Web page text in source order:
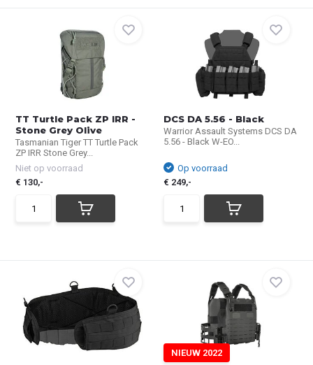
TT Turtle Pack ZP IRR -
Stone Grey Olive
Tasmanian Tiger TT Turtle Pack
ZP IRR Stone Grey...
Niet op voorraad
€ 130,-
DCS DA 5.56 - Black
Warrior Assault Systems DCS DA
5.56 - Black W-EO...
Op voorraad
€ 249,-
NIEUW 2022